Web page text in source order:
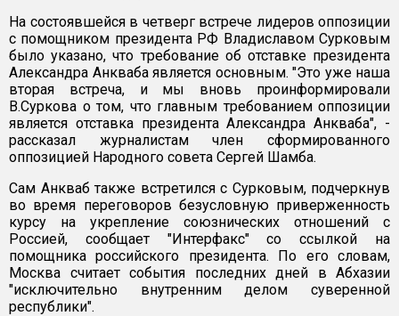
На состоявшейся в четверг встрече лидеров оппозиции
с помощником президента РФ Владиславом Сурковым
было указано, что требование об отставке президента
Александра Анкваба является основным. "Это уже наша
вторая встреча, и мы вновь проинформировали
В.Суркова о том, что главным требованием оппозиции
является отставка президента Александра Анкваба", -
рассказал журналистам член сформированного
оппозицией Народного совета Сергей Шамба.
Сам Анкваб также встретился с Сурковым, подчеркнув
во время переговоров безусловную приверженность
курсу на укрепление союзнических отношений с
Россией, сообщает "Интерфакс" со ссылкой на
помощника российского президента. По его словам,
Москва считает события последних дней в Абхазии
"исключительно внутренним делом суверенной
республики".